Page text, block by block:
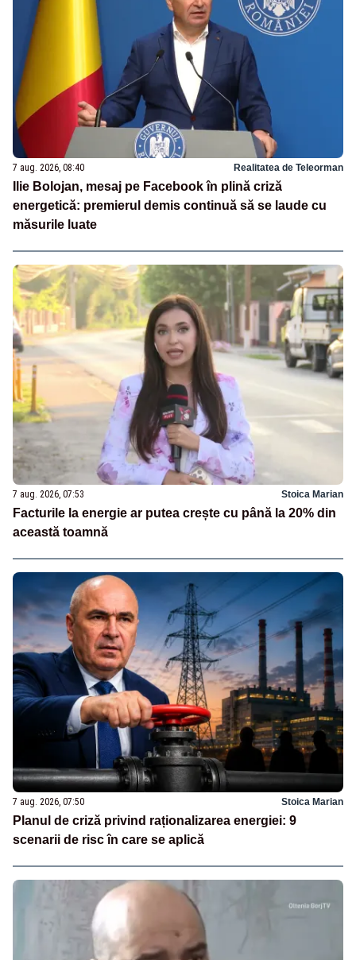
7 aug. 2026, 08:40 Realitatea de Teleorman
Ilie Bolojan, mesaj pe Facebook în plină criză
energetică: premierul demis continuă să se laude cu
măsurile luate
7 aug. 2026, 07:53 Stoica Marian
Facturile la energie ar putea crește cu până la 20% din
această toamnă
7 aug. 2026, 07:50 Stoica Marian
Planul de criză privind raționalizarea energiei: 9
scenarii de risc în care se aplică